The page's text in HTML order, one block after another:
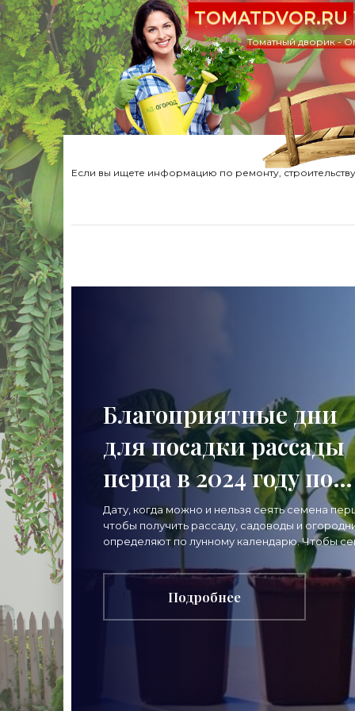
TOMATDVOR.RU
Томатный дворик -
Если вы ищете информацию по ремонту,
Благоприятные дни
для посадки рассады
перца в 2024 году по
луне и регионам -
«Овощи»
Дату, когда можно и нельзя сеять семена
чтобы получить рассаду, садоводы и
определяют по лунному календарю. Чтобы
хорошо проросли, а сеянцы выросли
Подробнее